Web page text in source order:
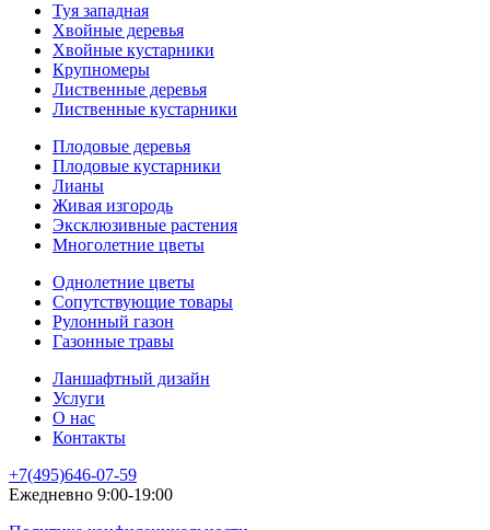
Туя западная
Хвойные деревья
Хвойные кустарники
Крупномеры
Лиственные деревья
Лиственные кустарники
Плодовые деревья
Плодовые кустарники
Лианы
Живая изгородь
Эксклюзивные растения
Многолетние цветы
Однолетние цветы
Сопутствующие товары
Рулонный газон
Газонные травы
Ланшафтный дизайн
Услуги
О нас
Контакты
+7(495)646-07-59
Ежедневно 9:00-19:00